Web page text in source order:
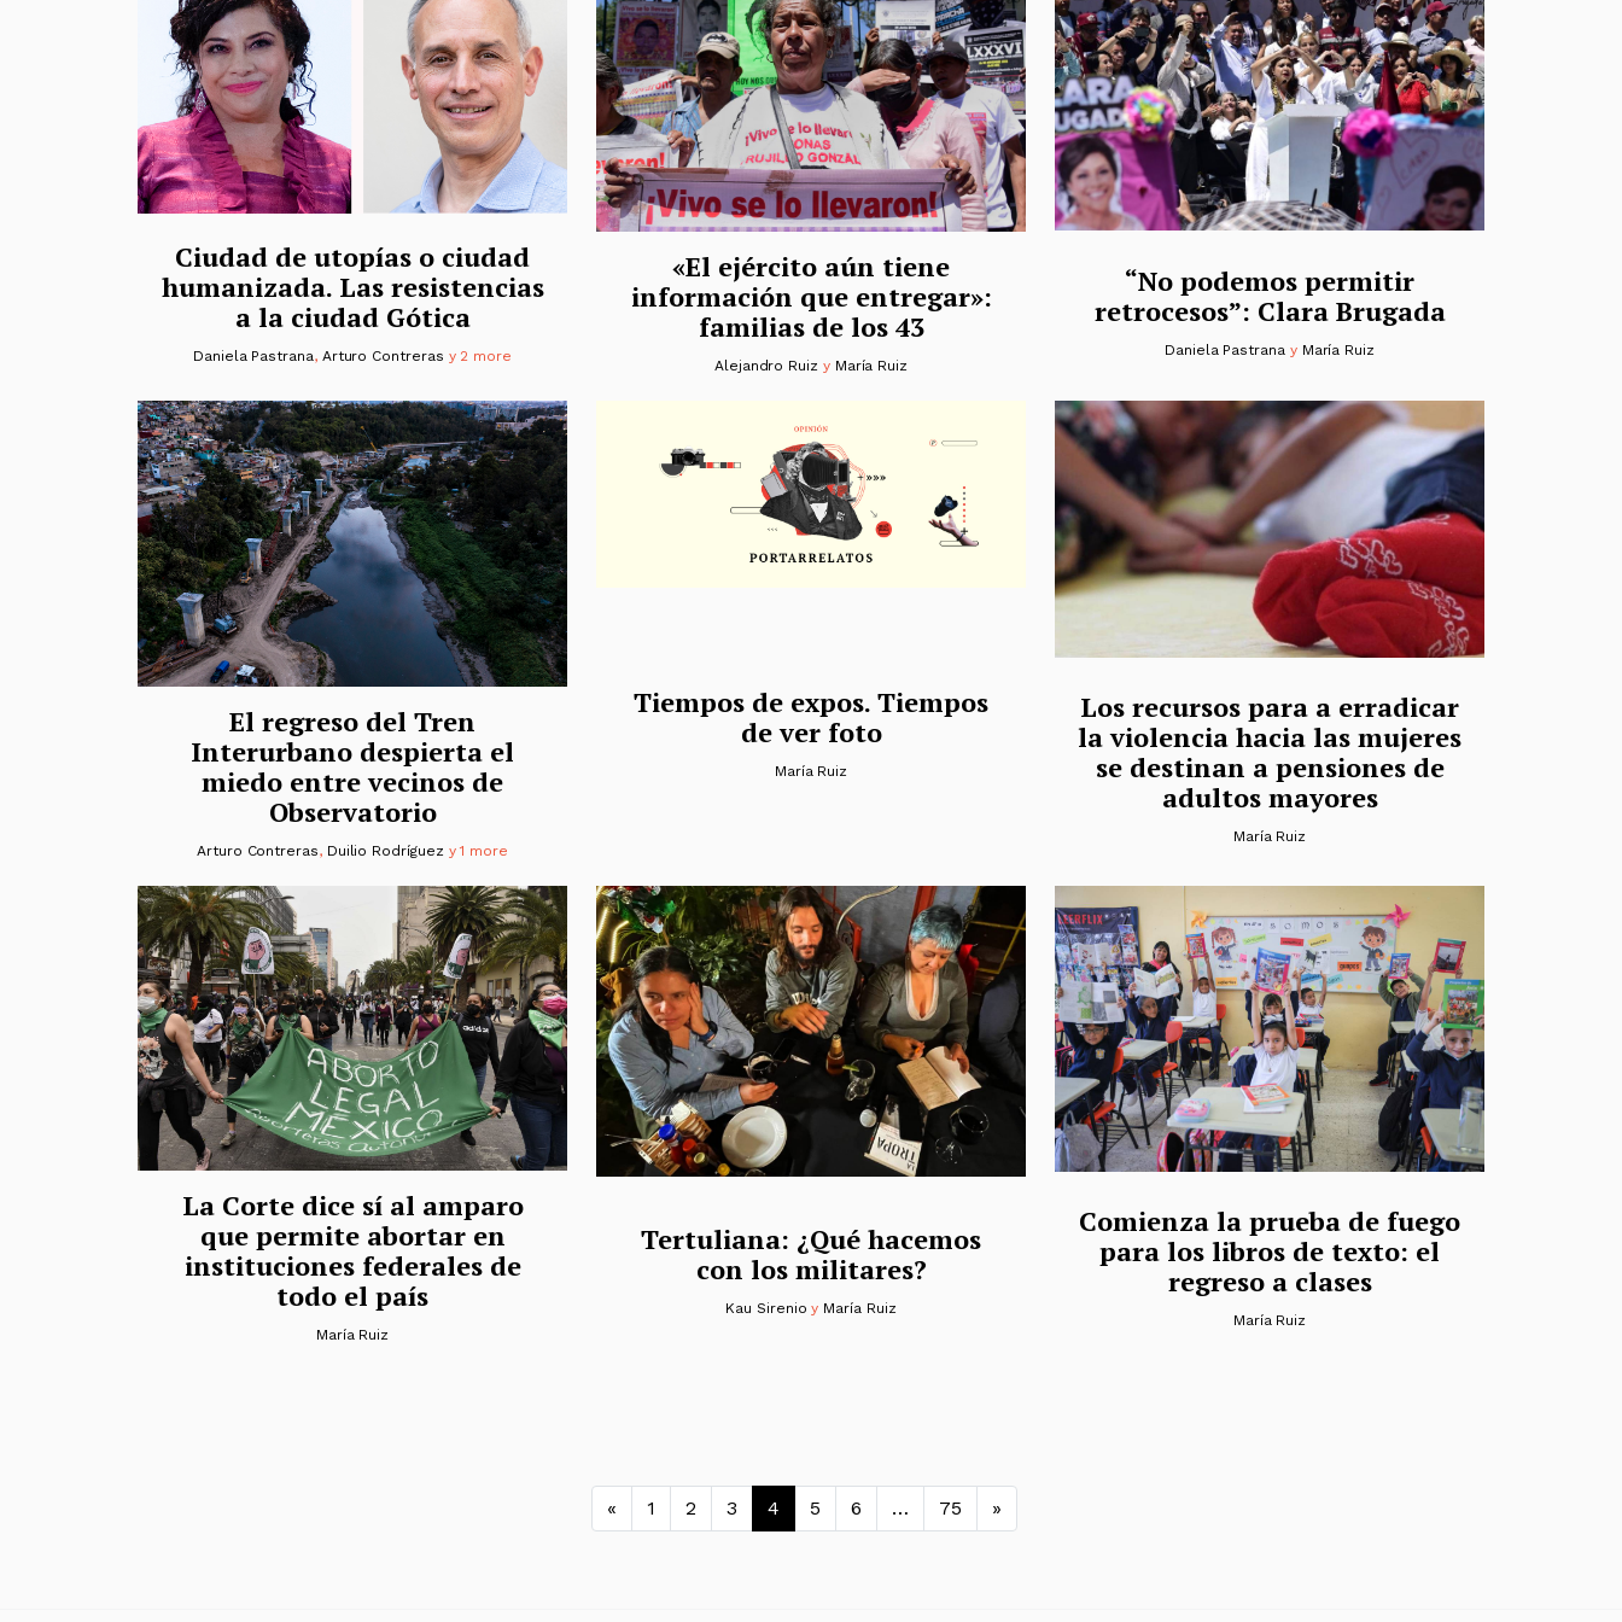
Ciudad de utopías o ciudad
humanizada. Las resistencias
a la ciudad Gótica
Daniela Pastrana, Arturo Contreras y 2 more
«El ejército aún tiene
información que entregar»:
familias de los 43
Alejandro Ruiz y María Ruiz
“No podemos permitir
retrocesos”: Clara Brugada
Daniela Pastranay María Ruiz
El regreso del Tren
Interurbano despierta el
miedo entre vecinos de
Observatorio
Arturo Contreras, Duilio Rodríguez y 1 more
Tiempos de expos. Tiempos
de ver foto
María Ruiz
Los recursos para a erradicar
la violencia hacia las mujeres
se destinan a pensiones de
adultos mayores
María Ruiz
La Corte dice sí al amparo
que permite abortar en
instituciones federales de
todo el país
María Ruiz
Tertuliana: ¿Qué hacemos
con los militares?
Kau Sirenio y María Ruiz
Comienza la prueba de fuego
para los libros de texto: el
regreso a clases
María Ruiz
Navegación de entradas
« 1 2 3 4 5 6 … 75 »